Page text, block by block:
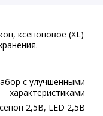
ксеноновое (XL)
с улучшенными
характеристиками
2,5В, LED 2,5В